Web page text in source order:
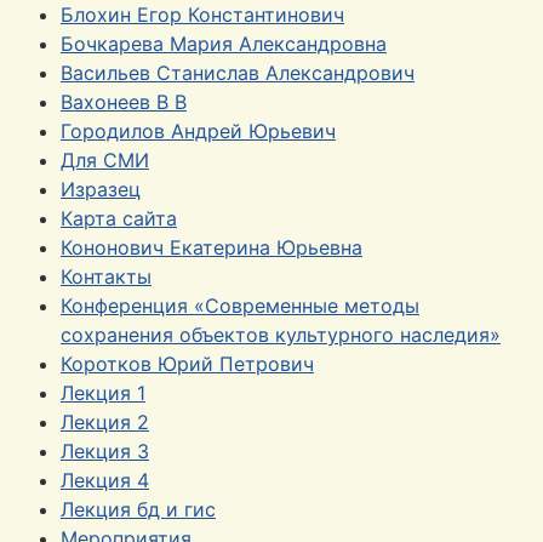
Блохин Егор Константинович
Бочкарева Мария Александровна
Васильев Станислав Александрович
Вахонеев В В
Городилов Андрей Юрьевич
Для СМИ
Изразец
Карта сайта
Кононович Екатерина Юрьевна
Контакты
Конференция «Современные методы
сохранения объектов культурного наследия»
Коротков Юрий Петрович
Лекция 1
Лекция 2
Лекция 3
Лекция 4
Лекция бд и гис